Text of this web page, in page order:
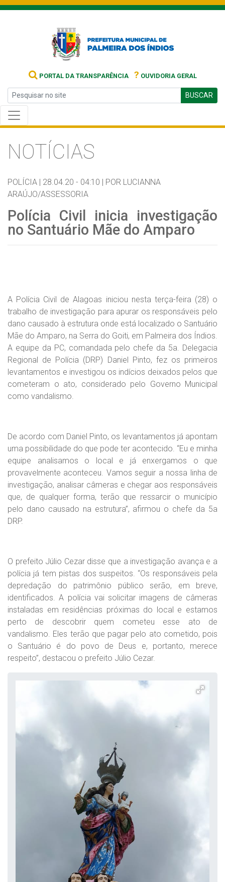
PORTAL DA TRANSPARÊNCIA ? OUVIDORIA GERAL
BUSCAR
NOTÍCIAS
POLÍCIA | 28.04.20 - 04:10 | POR LUCIANNA
ARAÚJO/ASSESSORIA
Polícia Civil inicia investigação
no Santuário Mãe do Amparo
A Polícia Civil de Alagoas iniciou nesta terça-feira (28) o
trabalho de investigação para apurar os responsáveis pelo
dano causado à estrutura onde está localizado o Santuário
Mãe do Amparo, na Serra do Goiti, em Palmeira dos Índios.
A equipe da PC, comandada pelo chefe da 5a. Delegacia
Regional de Polícia (DRP) Daniel Pinto, fez os primeiros
levantamentos e investigou os indícios deixados pelos que
cometeram o ato, considerado pelo Governo Municipal
como vandalismo.
De acordo com Daniel Pinto, os levantamentos já apontam
uma possibilidade do que pode ter acontecido. “Eu e minha
equipe analisamos o local e já enxergamos o que
provavelmente aconteceu. Vamos seguir a nossa linha de
investigação, analisar câmeras e chegar aos responsáveis
que, de qualquer forma, terão que ressarcir o município
pelo dano causado na estrutura”, afirmou o chefe da 5a
DRP.
O prefeito Júlio Cezar disse que a investigação avança e a
polícia já tem pistas dos suspeitos. “Os responsáveis pela
depredação do patrimônio público serão, em breve,
identificados. A polícia vai solicitar imagens de câmeras
instaladas em residências próximas do local e estamos
perto de descobrir quem cometeu esse ato de
vandalismo. Eles terão que pagar pelo ato cometido, pois
o Santuário é do povo de Deus e, portanto, merece
respeito”, destacou o prefeito Júlio Cezar.